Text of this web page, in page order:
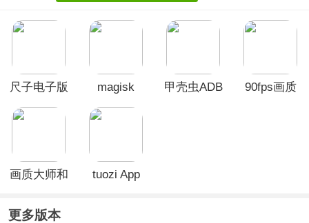
尺子电子版
magisk
甲壳虫ADB
90fps画质
画质大师和
帧最新版
tuozi App
更多版本